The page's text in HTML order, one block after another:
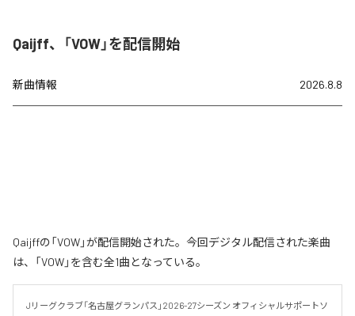
Qaijff、「VOW」を配信開始
新曲情報 2026.8.8
Qaijffの「VOW」が配信開始された。今回デジタル配信された楽曲
は、「VOW」を含む全1曲となっている。
Jリーグクラブ「名古屋グランパス」2026-27シーズン オフィシャルサポートソ